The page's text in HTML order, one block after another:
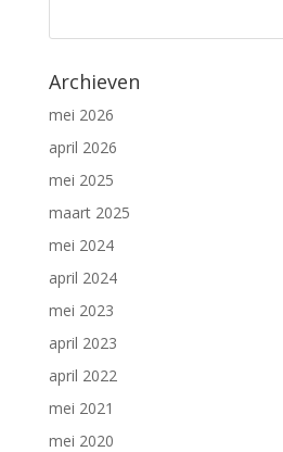
Archieven
mei 2026
april 2026
mei 2025
maart 2025
mei 2024
april 2024
mei 2023
april 2023
april 2022
mei 2021
mei 2020